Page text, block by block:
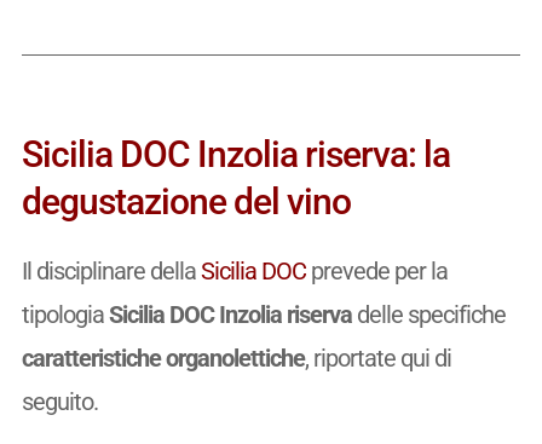
Sicilia DOC Inzolia riserva: la
degustazione del vino
Il disciplinare dellaSicilia DOCprevede per la
tipologiaSicilia DOC Inzolia riservadelle specifiche
caratteristiche organolettiche, riportate qui di
seguito.